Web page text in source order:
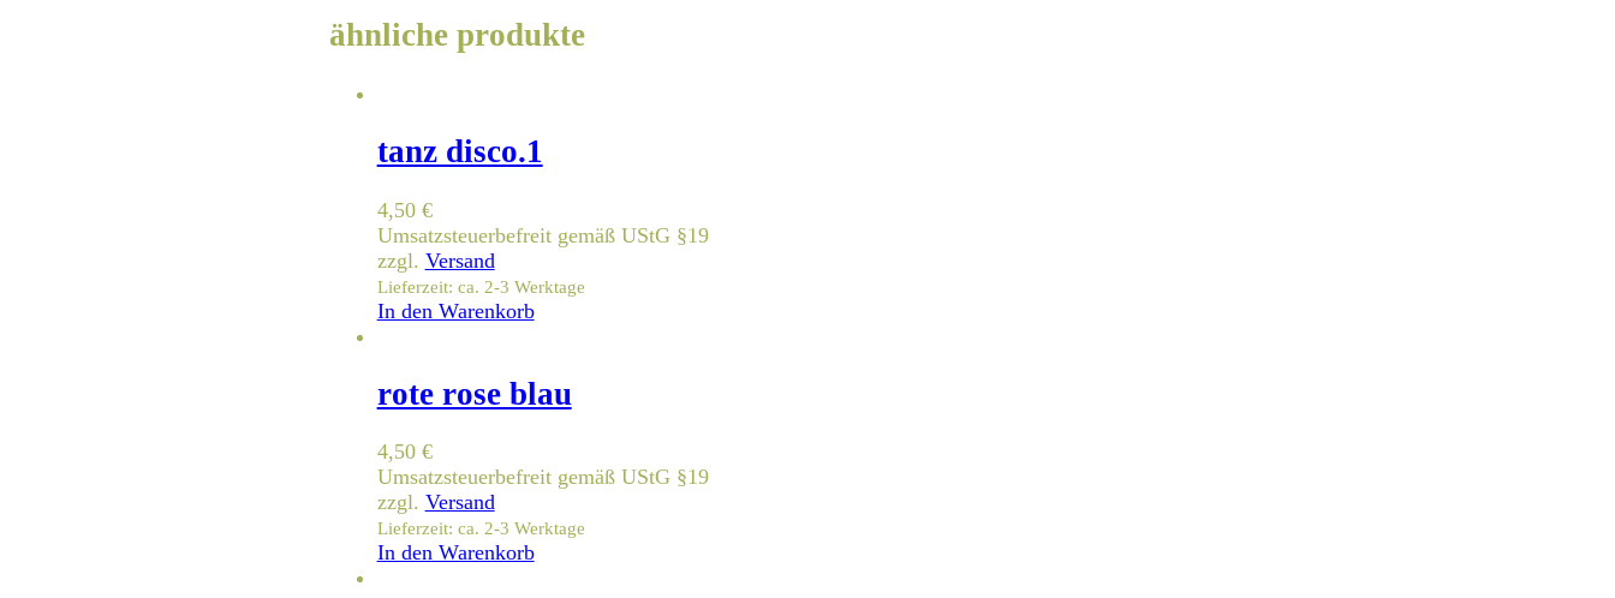
ähnliche produkte
tanz disco.1
4,50 €
Umsatzsteuerbefreit gemäß UStG §19
zzgl. Versand
Lieferzeit: ca. 2-3 Werktage
In den Warenkorb
rote rose blau
4,50 €
Umsatzsteuerbefreit gemäß UStG §19
zzgl. Versand
Lieferzeit: ca. 2-3 Werktage
In den Warenkorb